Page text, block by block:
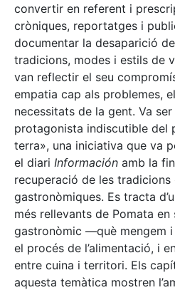
convertir en referent i
cròniques, reportatges i
documentar la desaparició
tradicions, modes i estils de
van reflectir el seu
empatia cap als problemes,
necessitats de la gent. Va
protagonista indiscutible del
terra», una iniciativa que va
el diari Información amb la
recuperació de les tradicions
gastronòmiques. Es tracta
més rellevants de Pomata
gastronòmic —què mengem
el procés de l’alimentació, i
entre cuina i territori. Els
aquesta temàtica mostren